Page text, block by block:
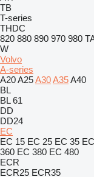
TB
T-series
THDC
820 880 890 970 980
W
Volvo
A-series
A20A25A30A35A40
BL
BL 61
DD
DD24
EC
EC 15 EC 25 EC 35
360 EC 380 EC 480
ECR
ECR25 ECR35